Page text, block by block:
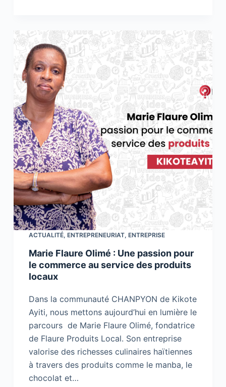
ACTUALITÉ, ENTREPRENEURIAT, ENTREPRISE
Marie Flaure Olimé : Une passion pour
le commerce au service des produits
locaux
Dans la communauté CHANPYON de Kikote
Ayiti, nous mettons aujourd’hui en lumière le
parcours de Marie Flaure Olimé, fondatrice
de Flaure Produits Local. Son entreprise
valorise des richesses culinaires haïtiennes
à travers des produits comme le manba, le
chocolat et…